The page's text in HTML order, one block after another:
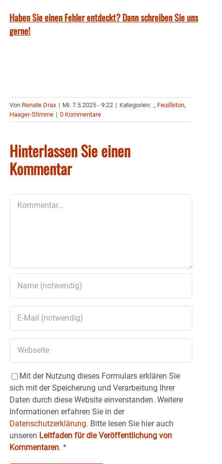
Haben Sie einen Fehler entdeckt? Dann schreiben Sie uns
gerne!
Von Renate Drax | Mi. 7.5.2025 - 9:22 | Kategorien: ., Feuilleton,
Haager-Stimme | 0 Kommentare
Hinterlassen Sie einen
Kommentar
Mit der Nutzung dieses Formulars erklären Sie
sich mit der Speicherung und Verarbeitung Ihrer
Daten durch diese Website einverstanden. Weitere
Informationen erfahren Sie in der
Datenschutzerklärung. Bitte lesen Sie hier auch
unseren Leitfaden für die Veröffentlichung von
Kommentaren. *